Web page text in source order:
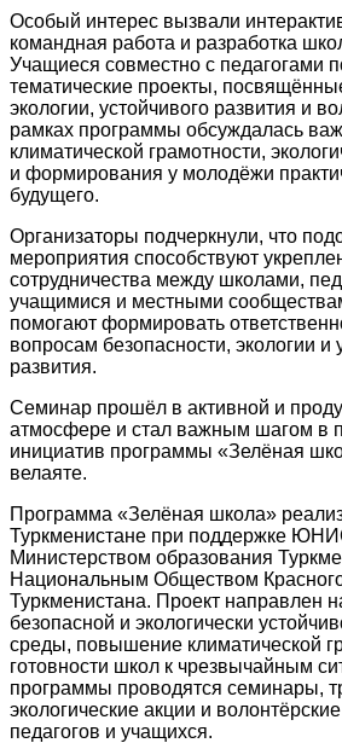
Особый интерес вызвали
командная работа и разработка
Учащиеся совместно с педагогами
тематические проекты,
экологии, устойчивого развития и
рамках программы обсуждалась
климатической грамотности,
и формирования у молодёжи
будущего.
Организаторы подчеркнули, что
мероприятия способствуют
сотрудничества между школами,
учащимися и местными
помогают формировать
вопросам безопасности, экологии и
развития.
Семинар прошёл в активной и
атмосфере и стал важным шагом в
инициатив программы «Зелёная
велаяте.
Программа «Зелёная школа»
Туркменистане при поддержке
Министерством образования
Национальным Обществом
Туркменистана. Проект направлен
безопасной и экологически
среды, повышение климатической
готовности школ к чрезвычайным
программы проводятся семинары,
экологические акции и
педагогов и учащихся.